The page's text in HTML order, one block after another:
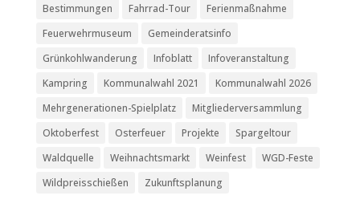
Bestimmungen
Fahrrad-Tour
Ferienmaßnahme
Feuerwehrmuseum
Gemeinderatsinfo
Grünkohlwanderung
Infoblatt
Infoveranstaltung
Kampring
Kommunalwahl 2021
Kommunalwahl 2026
Mehrgenerationen-Spielplatz
Mitgliederversammlung
Oktoberfest
Osterfeuer Projekte
Spargeltour
Waldquelle
Weihnachtsmarkt Weinfest
WGD-Feste
Wildpreisschießen
Zukunftsplanung